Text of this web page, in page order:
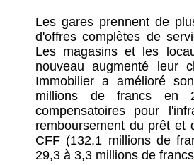
Les gares prennent de
d'offres complètes de
Les magasins et les
nouveau augmenté leur
Immobilier a amélioré
millions de francs en
compensatoires pour
remboursement du prêt et
CFF (132,1 millions de
29,3 à 3,3 millions de